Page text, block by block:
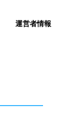
運営者情報